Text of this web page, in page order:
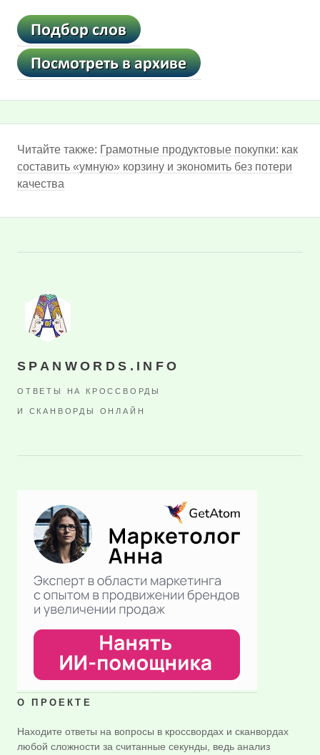
Читайте также: Грамотные продуктовые покупки: как
составить «умную» корзину и экономить без потери
качества
SPANWORDS.INFO
ОТВЕТЫ НА КРОССВОРДЫ
И СКАНВОРДЫ ОНЛАЙН
О ПРОЕКТЕ
Находите ответы на вопросы в кроссвордах и сканвордах
любой сложности за считанные секунды, ведь анализ